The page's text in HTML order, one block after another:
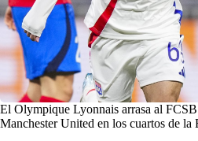
El Olympique Lyonnais arrasa al
Manchester United en los cuartos de la